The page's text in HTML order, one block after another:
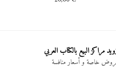
مراكز البيع بالكتاب العربي
خاصة و أسعار منافسة